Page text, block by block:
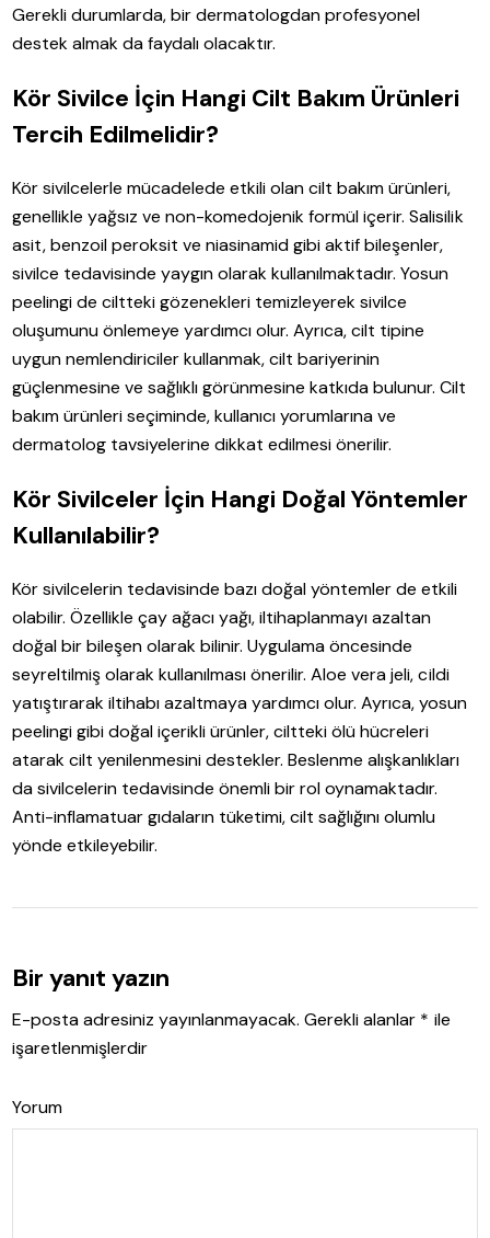
Gerekli durumlarda, bir dermatologdan profesyonel
destek almak da faydalı olacaktır.
Kör Sivilce İçin Hangi Cilt Bakım Ürünleri
Tercih Edilmelidir?
Kör sivilcelerle mücadelede etkili olan cilt bakım ürünleri,
genellikle yağsız ve non-komedojenik formül içerir. Salisilik
asit, benzoil peroksit ve niasinamid gibi aktif bileşenler,
sivilce tedavisinde yaygın olarak kullanılmaktadır. Yosun
peelingi de ciltteki gözenekleri temizleyerek sivilce
oluşumunu önlemeye yardımcı olur. Ayrıca, cilt tipine
uygun nemlendiriciler kullanmak, cilt bariyerinin
güçlenmesine ve sağlıklı görünmesine katkıda bulunur. Cilt
bakım ürünleri seçiminde, kullanıcı yorumlarına ve
dermatolog tavsiyelerine dikkat edilmesi önerilir.
Kör Sivilceler İçin Hangi Doğal Yöntemler
Kullanılabilir?
Kör sivilcelerin tedavisinde bazı doğal yöntemler de etkili
olabilir. Özellikle çay ağacı yağı, iltihaplanmayı azaltan
doğal bir bileşen olarak bilinir. Uygulama öncesinde
seyreltilmiş olarak kullanılması önerilir. Aloe vera jeli, cildi
yatıştırarak iltihabı azaltmaya yardımcı olur. Ayrıca, yosun
peelingi gibi doğal içerikli ürünler, ciltteki ölü hücreleri
atarak cilt yenilenmesini destekler. Beslenme alışkanlıkları
da sivilcelerin tedavisinde önemli bir rol oynamaktadır.
Anti-inflamatuar gıdaların tüketimi, cilt sağlığını olumlu
yönde etkileyebilir.
Bir yanıt yazın
E-posta adresiniz yayınlanmayacak. Gerekli alanlar * ile
işaretlenmişlerdir
Yorum